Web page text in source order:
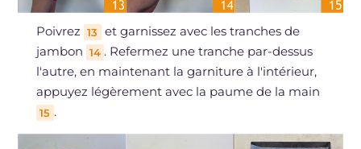
Poivrez 13
et garnissez avec les tranches de
jambon 14 . Refermez une tranche par-dessus
l'autre, en maintenant la garniture à l'intérieur,
appuyez légèrement avec la paume de la main
15 .